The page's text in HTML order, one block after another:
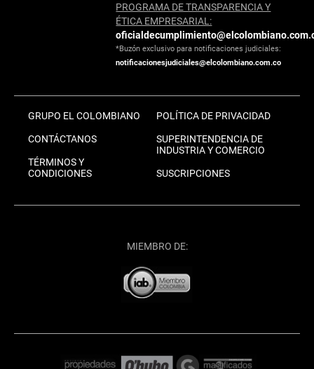
PROGRAMA DE TRANSPARENCIA Y
ÉTICA EMPRESARIAL:
*Buzón exclusivo para notificaciones judiciales:
notificacionesjudiciales@elcolombiano.com.co
GRUPO EL COLOMBIANO
CONTÁCTANOS
TÉRMINOS Y
CONDICIONES
POLÍTICA DE PRIVACIDAD
SUPERINTENDENCIA DE
INDUSTRIA Y COMERCIO
SUSCRIPCIONES
MIEMBRO DE: